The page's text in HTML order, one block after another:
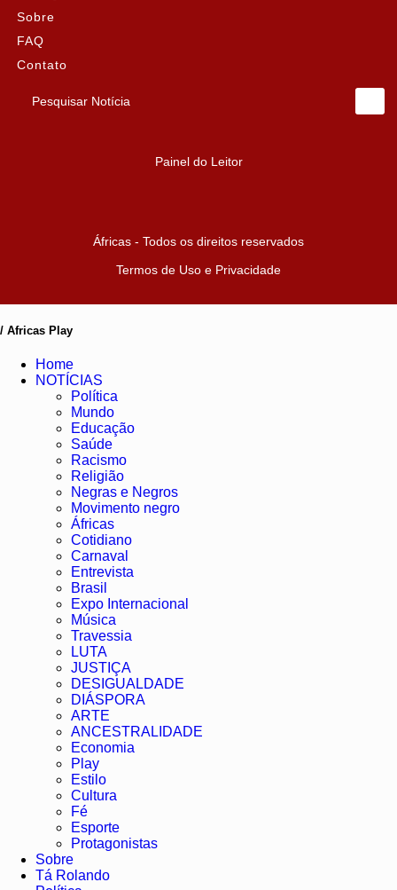
Sobre
FAQ
Contato
Pesquisar Notícia
Painel do Leitor
Áfricas - Todos os direitos reservados
Termos de Uso e Privacidade
/ Africas Play
Home
NOTÍCIAS
Política
Mundo
Educação
Saúde
Racismo
Religião
Negras e Negros
Movimento negro
Áfricas
Cotidiano
Carnaval
Entrevista
Brasil
Expo Internacional
Música
Travessia
LUTA
JUSTIÇA
DESIGUALDADE
DIÁSPORA
ARTE
ANCESTRALIDADE
Economia
Play
Estilo
Cultura
Fé
Esporte
Protagonistas
Sobre
Tá Rolando